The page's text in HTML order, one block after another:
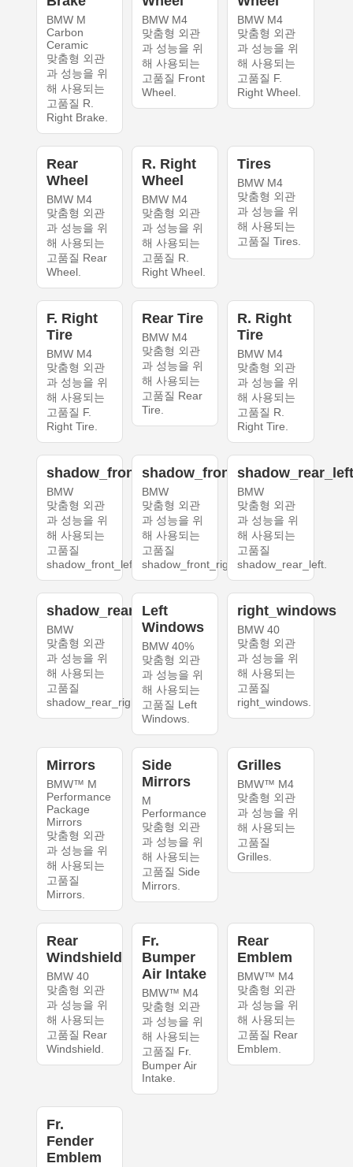
BMW M
Carbon
Ceramic
맞춤형 외관
과 성능을 위
해 사용되는
고품질 R.
Right Brake.
BMW M4
맞춤형 외관
과 성능을 위
해 사용되는
고품질 Front
Wheel.
BMW M4
맞춤형 외관
과 성능을 위
해 사용되는
고품질 F.
Right Wheel.
Rear
Wheel
BMW M4
맞춤형 외관
과 성능을 위
해 사용되는
고품질 Rear
Wheel.
R. Right
Wheel
BMW M4
맞춤형 외관
과 성능을 위
해 사용되는
고품질 R.
Right Wheel.
Tires
BMW M4
맞춤형 외관
과 성능을 위
해 사용되는
고품질 Tires.
F. Right
Tire
BMW M4
맞춤형 외관
과 성능을 위
해 사용되는
고품질 F.
Right Tire.
Rear Tire
BMW M4
맞춤형 외관
과 성능을 위
해 사용되는
고품질 Rear
Tire.
R. Right
Tire
BMW M4
맞춤형 외관
과 성능을 위
해 사용되는
고품질 R.
Right Tire.
shadow_front_left
BMW
맞춤형 외관
과 성능을 위
해 사용되는
고품질
shadow_front_left.
shadow_front_right
BMW
맞춤형 외관
과 성능을 위
해 사용되는
고품질
shadow_front_right.
BMW
맞춤형 외관
과 성능을 위
해 사용되는
고품질
shadow_rear_left.
shadow_rear_right
BMW
맞춤형 외관
과 성능을 위
해 사용되는
고품질
shadow_rear_right.
Left
Windows
BMW 40%
맞춤형 외관
과 성능을 위
해 사용되는
고품질 Left
Windows.
right_windows
BMW 40
맞춤형 외관
과 성능을 위
해 사용되는
고품질
right_windows.
Mirrors
BMW™ M
Performance
Package
Mirrors
맞춤형 외관
과 성능을 위
해 사용되는
고품질
Mirrors.
Side
Mirrors
M
Performance
맞춤형 외관
과 성능을 위
해 사용되는
고품질 Side
Mirrors.
Grilles
BMW™ M4
맞춤형 외관
과 성능을 위
해 사용되는
고품질
Grilles.
Rear
Windshield
BMW 40
맞춤형 외관
과 성능을 위
해 사용되는
고품질 Rear
Windshield.
Fr.
Bumper
Air Intake
BMW™ M4
맞춤형 외관
과 성능을 위
해 사용되는
고품질 Fr.
Bumper Air
Intake.
Rear
Emblem
BMW™ M4
맞춤형 외관
과 성능을 위
해 사용되는
고품질 Rear
Emblem.
Fr.
Fender
Emblem